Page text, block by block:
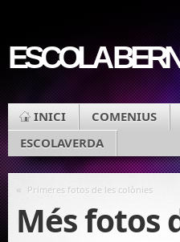
ESCOLA
INICI COMENIUS
ESCOLAVERDA
« Primeres fotos de les colònies
Més fotos